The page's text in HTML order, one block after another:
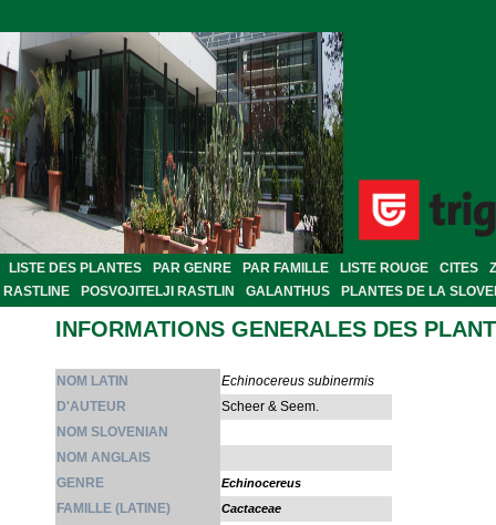
LISTE DES PLANTES PAR GENRE PAR FAMILLE LISTE ROUGE CITES
RASTLINE
POSVOJITELJI RASTLIN GALANTHUS PLANTES DE LA
INFORMATIONS GENERALES DES
NOM LATIN
Echinocereus subinermis
D'AUTEUR
Scheer & Seem.
NOM SLOVENIAN
NOM ANGLAIS
GENRE
Echinocereus
FAMILLE (LATINE) Cactaceae